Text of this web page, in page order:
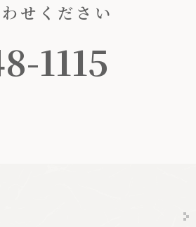
せください
1115